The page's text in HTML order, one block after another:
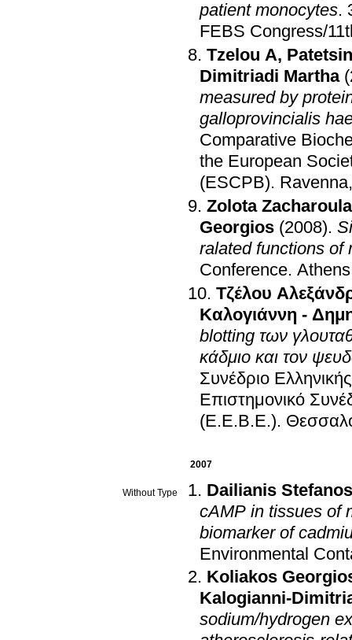
patient monocytes.
FEBS Congress/
Tzelou A,
Dimitriadi Martha
measured by
galloprovincialis
Comparative
the European
(ESCPB).
Zolota Zacharoula
Georgios (2008).
ralated functions of
Conference.
Τζέλου
Καλογιάννη -
blotting των
κάδμιο και τον
Συνέδριο
Επιστημονικό
(Ε.Ε.Β.Ε.).
2007
Without Type
Dailianis Stefanos
cAMP in tissues of
biomarker of
Environmental
Koliakos
Kalogianni-
sodium/hydrogen